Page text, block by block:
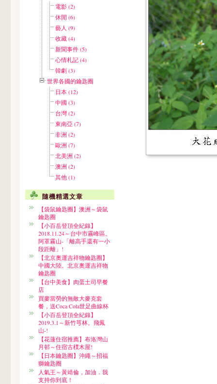
電影 (2)
休閒 (6)
藝人 (9)
收藏 (4)
新聞事件 (5)
心情札記 (4)
韓劇 (3)
世界各國的鑰匙圈
日本 (12)
中國 (3)
台灣 (2)
東南亞 (7)
非洲 (2)
歐洲 (7)
北美洲 (2)
澳洲 (2)
其他 (1)
隨機精選文章
【袋鼠鑰匙圈】澳洲～袋鼠
鑰匙圈
【小百岳登頂全紀錄】
2018.11.24～台中市霧峰區。
阿罩霧山-「離高手還有一小
段距離」!
【北京奧運吉祥物鑰匙圈】
中國大陸。北京奧運吉祥物
鑰匙圈
【台中美食】肉蛋土司早餐
店
買麥當勞的無敵大麥克套
餐，送Coca Cola世足曲線杯
【小百岳登頂全紀錄】
2019.3.1～新竹芎林。飛鳳
山-!
【花蓮住宿推薦】布洛灣山
月邨～住宿古樸木屋!
【日本鑰匙圈】沖繩～招福
獅鑰匙圈
人氣王～黃靖倫，加油．我
支持你到底！